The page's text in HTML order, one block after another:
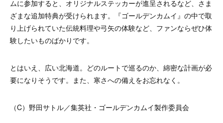
ムに参加すると、オリジナルステッカーが進呈されるなど、さま
ざまな追加特典が受けられます。『ゴールデンカムイ』の中で取
り上げられていた伝統料理や弓矢の体験など、ファンならぜひ体
験したいものばかりです。
とはいえ、広い北海道。どのルートで巡るのか、綿密な計画が必
要になりそうです。また、寒さへの備えをお忘れなく。
（C）野田サトル／集英社・ゴールデンカムイ製作委員会